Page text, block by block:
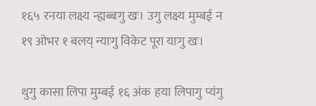
१६५ रनया लक्ष्य न्ह्यब्बःगु खः। उगु लक्ष्य मुम्बई न
१९ ओभर १ बलय् न्याःगु विकेट पूरा याःगु खः।
थुगु कासा लिपा मुम्बई १६ अंक हया लिपागु प्यंगु